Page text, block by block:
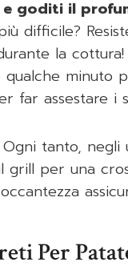
goditi il
difficile?
la cottura!
qualche minuto
far assestare i
tanto, negli
grill per una
Per